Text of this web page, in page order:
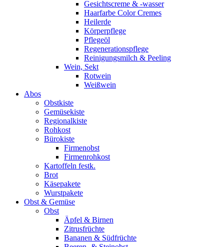
Gesichtscreme & -wasser
Haarfarbe Color Cremes
Heilerde
Körperpflege
Pflegeöl
Regenerationspflege
Reinigungsmilch & Peeling
Wein, Sekt
Rotwein
Weißwein
Abos
Obstkiste
Gemüsekiste
Regionalkiste
Rohkost
Bürokiste
Firmenobst
Firmenrohkost
Kartoffeln festk.
Brot
Käsepakete
Wurstpakete
Obst & Gemüse
Obst
Äpfel & Birnen
Zitrusfrüchte
Bananen & Südfrüchte